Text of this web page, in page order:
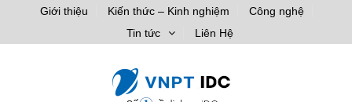
Giới thiệu Kiến thức – Kinh nghiệm
Công nghệ
Tin tức
Liên Hệ